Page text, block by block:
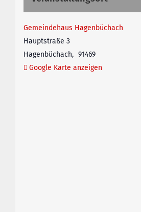
Gemeindehaus Hagenbüchach
Hauptstraße 3
Hagenbüchach, 91469
Google Karte anzeigen